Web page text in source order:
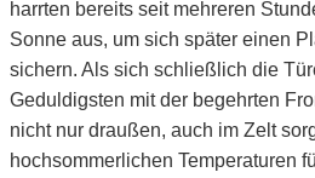
harrten bereits seit mehreren
Sonne aus, um sich später einen
sichern. Als sich schließlich die
Geduldigsten mit der begehrten
nicht nur draußen, auch im Zelt
hochsommerlichen Temperaturen